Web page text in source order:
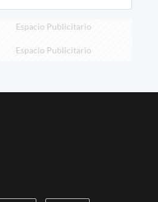
Espacio Publicitario
Espacio Publicitario